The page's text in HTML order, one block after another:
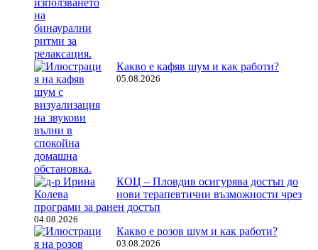
Какво е кафяв шум и как работи?
05.08.2026
КОЦ – Пловдив осигурява достъп до
нови терапевтични възможности чрез
програми за ранен достъп
04.08.2026
Какво е розов шум и как работи?
03.08.2026